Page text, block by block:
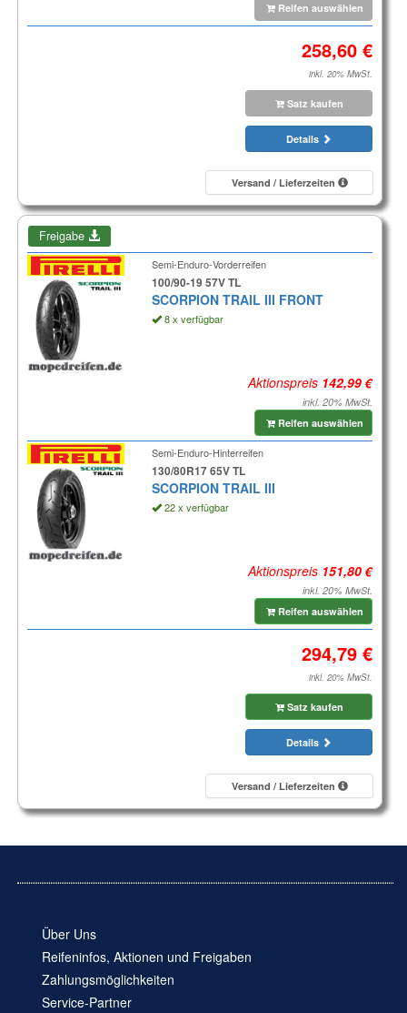
Reifen auswählen
inkl. 20% MwSt.
Satz kaufen
Details
Versand / Lieferzeiten
Freigabe
Semi-Enduro-Vorderreifen
100/90-19 57V TL
SCORPION TRAIL III FRONT
8 x verfügbar
Aktionspreis
inkl. 20% MwSt.
Reifen auswählen
Semi-Enduro-Hinterreifen
130/80R17 65V TL
SCORPION TRAIL III
22 x verfügbar
Aktionspreis
inkl. 20% MwSt.
Reifen auswählen
inkl. 20% MwSt.
Satz kaufen
Details
Versand / Lieferzeiten
Über Uns
Reifeninfos, Aktionen und Freigaben
Zahlungsmöglichkeiten
Service-Partner